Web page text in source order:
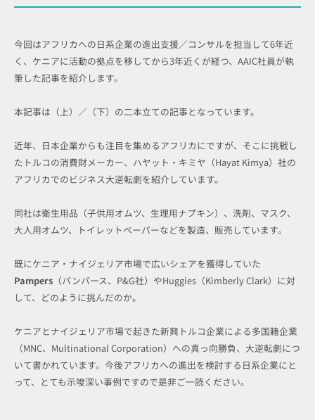
今回はアフリカへの日系企業の進出支援／コンサルを担当して6年近
く、ケニアに活動の拠点を移してから3年近くが経つ、AAIC社員が執
筆した記事を紹介します。
本記事は（上）／（下）の二本立ての記事となっています。
近年、日本企業からも注目を集めるアフリカにですが、そこに挑戦し
たトルコの消費財メーカー、ハヤット・キミヤ（Hayat Kimya）社の
アフリカでのビジネス大逆転劇を紹介しています。
同社は衛生用品（子供用オムツ、生理用ナプキン）、洗剤、マスク、
大人用オムツ、トイレットペーパーなどを製造、販売しています。
既にケニア・ナイジェリア市場で広いシェアを獲得していた
Pampers （パンパース、P&G社）やHuggies（Kimberly Clark）に対
して、どのように挑んだのか。
ケニアとナイジェリア市場で起きた新興トルコ企業による多国籍企業
（MNC、Multinational Corporation）への真っ向勝負、大逆転劇につ
いて書かれています。今後アフリカへの進出を検討する日系企業にと
って、とても示唆深い事例ですので是非ご一読ください。